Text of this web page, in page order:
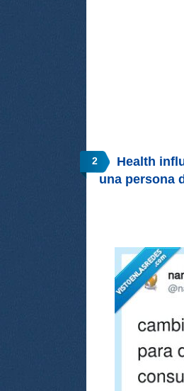
2
Health
una persona